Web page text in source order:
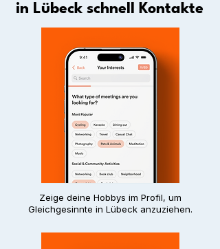
in Lübeck schnell Kontakte
Zeige deine Hobbys im Profil, um
Gleichgesinnte in Lübeck anzuziehen.